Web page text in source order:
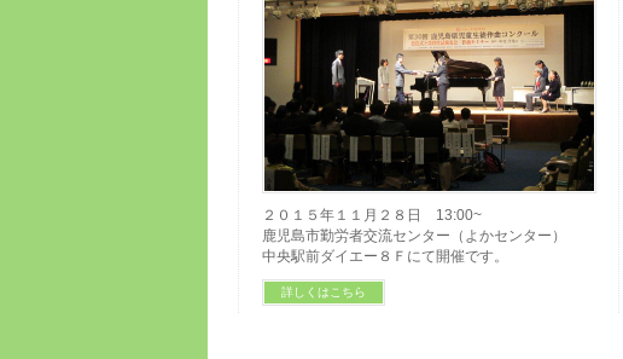
２０１５年１１月２８日 13:00~
鹿児島市勤労者交流センター（よかセンター）
中央駅前ダイエー８Ｆにて開催です。
詳しくはこちら